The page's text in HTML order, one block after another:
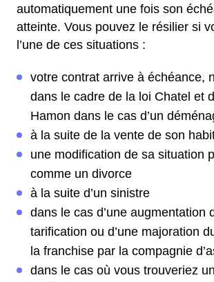
automatiquement une fois son
atteinte. Vous pouvez le résilier si
l’une de ces situations :
votre contrat arrive à échéance,
dans le cadre de la loi Chatel et
Hamon dans le cas d’un
à la suite de la vente de son
une modification de sa situation
comme un divorce
à la suite d’un sinistre
dans le cas d’une augmentation
tarification ou d’une majoration
la franchise par la compagnie
dans le cas où vous trouveriez